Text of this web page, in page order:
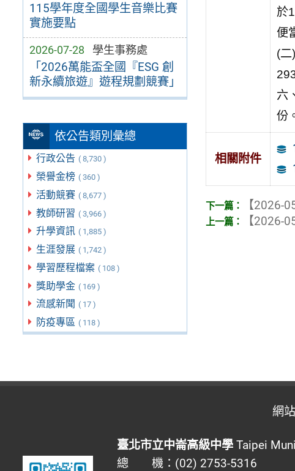
115學年度全國學生音樂比賽
實施要點
2026-07-28 學生事務處
「2026萬能盃全國『ESG 創
新永續旅遊』遊程規劃競賽」
依公告類別彙總
行政公告 ( 8,730 )
榮譽金榜 ( 360 )
活動競賽 ( 8,677 )
教師研習 ( 3,966 )
升學資訊 ( 1,885 )
生涯發展 ( 1,742 )
學習歷程檔案 ( 108 )
獎助學金 ( 169 )
流感新聞 ( 17 )
防疫專區 ( 118 )
於
便
(
六
份
相關附件
【2026-
【2026-
網
臺北市立中崙高級中學Taipei
總 機：(02) 2753-5316